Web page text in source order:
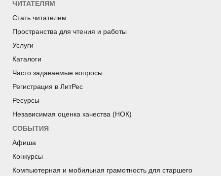
ЧИТАТЕЛЯМ
Стать читателем
Пространства для чтения и работы
Услуги
Каталоги
Часто задаваемые вопросы
Регистрация в ЛитРес
Ресурсы
Независимая оценка качества (НОК)
СОБЫТИЯ
Афиша
Конкурсы
Компьютерная и мобильная грамотность для старшего